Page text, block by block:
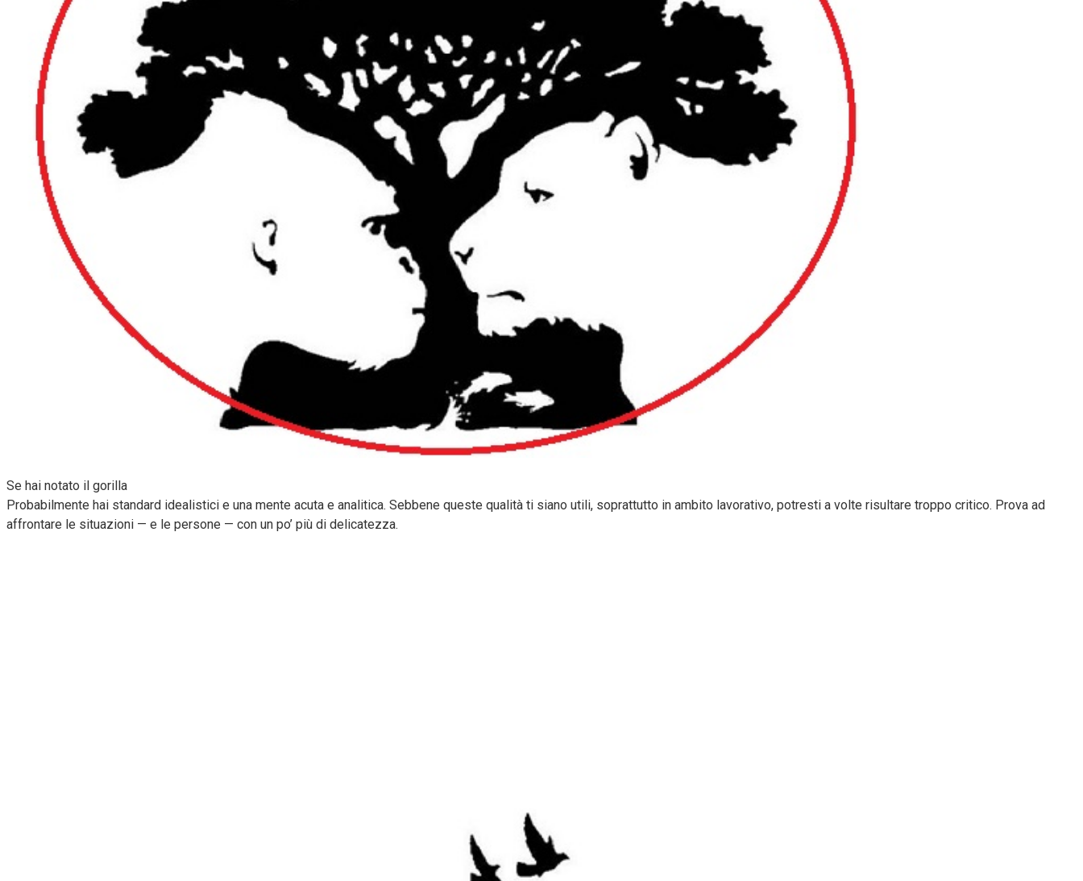
Se hai notato il gorilla
Probabilmente hai standard idealistici e una mente acuta e analitica. Sebbene queste qualità ti siano utili, soprattutto in ambito lavorativo, potresti a volte risultare troppo critico. Prova ad
affrontare le situazioni — e le persone — con un po’ più di delicatezza.